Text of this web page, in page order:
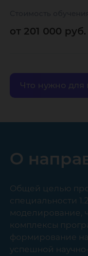
от 201 000 руб.
Что нужно для
О
Общей целью
специальности
моделирование,
комплексы
формирование
успешной